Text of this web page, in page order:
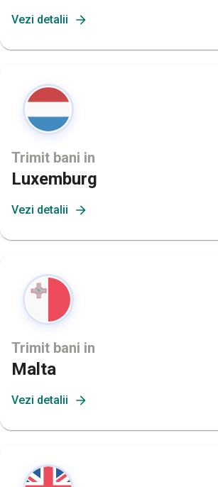
Vezi detalii
Trimit bani in
Luxemburg
Vezi detalii
Trimit bani in
Malta
Vezi detalii